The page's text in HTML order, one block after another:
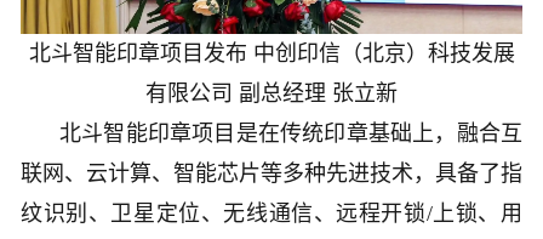
北斗智能印章项目发布 中创印信（北京）科技发展
有限公司 副总经理 张立新
北斗智能印章项目是在传统印章基础上，融合互
联网、云计算、智能芯片等多种先进技术，具备了指
纹识别、卫星定位、无线通信、远程开锁/上锁、用